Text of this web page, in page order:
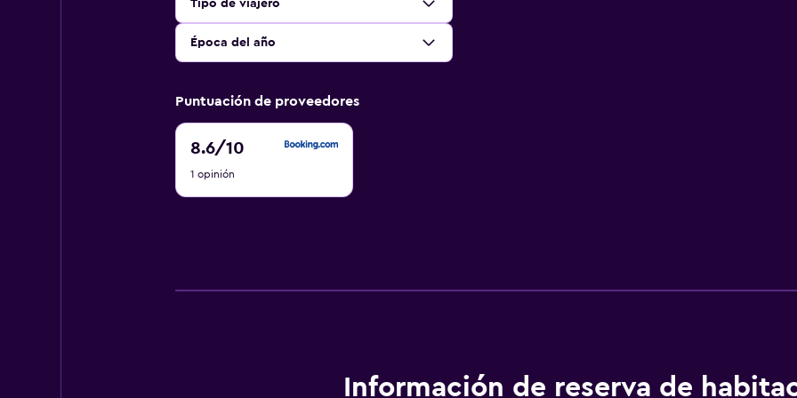
Tipo de viajero
Época del año
Puntuación de proveedores
8.6/10
8.6
10
1 opinión
Información de reserva de